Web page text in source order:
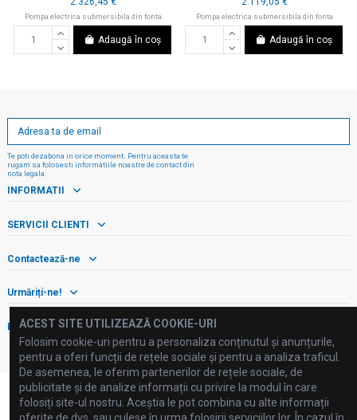
Pompa electrica submersibila din fonta
Adaugă în coș
Pompa electrica submersibila din fonta
Adaugă în coș
Te poti dezabona in orice moment. Pentru aceasta te
rugam sa folosesti informatiile noastre de contact din
nota legala.
INFORMATII
SERVICII CLIENTI
Contactează-ne
Urmăriți-ne!
Buletin informativ
ACEST SITE UTILIZEAZĂ COOKIE-URI
Folosim cookie-uri pentru a personaliza conținutul și anunțurile,
pentru a oferi funcții de rețele sociale și pentru a analiza traficul.
De asemenea, le oferim partenerilor de rețele sociale, de
publicitate și de analize informații cu privire la modul în care
folosiți site-ul nostru. Aceștia le pot combina cu alte informații